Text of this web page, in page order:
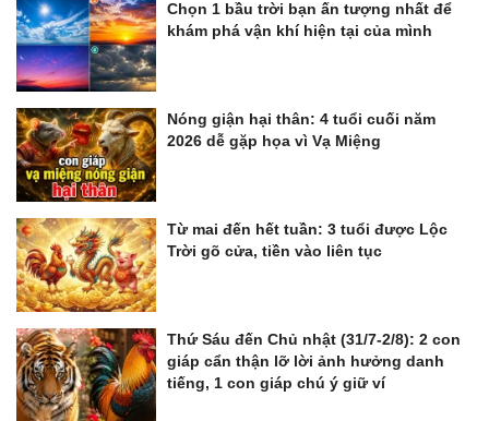
Chọn 1 bầu trời bạn ấn tượng nhất để
khám phá vận khí hiện tại của mình
Nóng giận hại thân: 4 tuổi cuối năm
2026 dễ gặp họa vì Vạ Miệng
Từ mai đến hết tuần: 3 tuổi được Lộc
Trời gõ cửa, tiền vào liên tục
Thứ Sáu đến Chủ nhật (31/7-2/8): 2 con
giáp cẩn thận lỡ lời ảnh hưởng danh
tiếng, 1 con giáp chú ý giữ ví